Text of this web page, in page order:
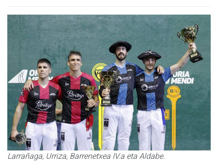
Larrañaga, Urriza, Barrenetxea IV.a eta Aldabe.